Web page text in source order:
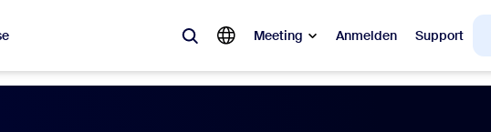
Meeting Anmelden Support